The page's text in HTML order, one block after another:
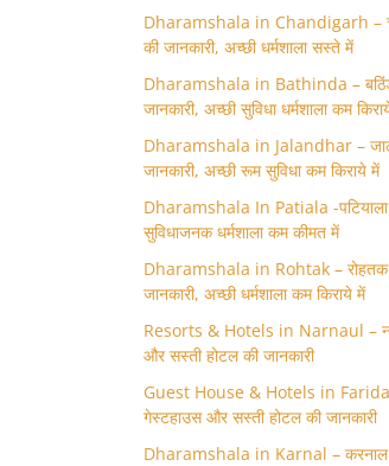
Dharamshala in Chandigarh –
की जानकारी, अच्छी धर्मशाला सस्ते में
Dharamshala in Bathinda –
जानकारी, अच्छी सुविधा धर्मशाला कम
Dharamshala in Jalandhar –
जानकारी, अच्छी रूम सुविधा कम किराये में
Dharamshala In Patiala -
सुविधाजनक धर्मशाला कम कीमत में
Dharamshala in Rohtak – रोहतक
जानकारी, अच्छी धर्मशाला कम किराये में
Resorts & Hotels in Narnaul –
और सस्ती होटल की जानकारी
Guest House & Hotels in
गेस्टहाउस और सस्ती होटल की जानकारी
Dharamshala in Karnal – करनाल